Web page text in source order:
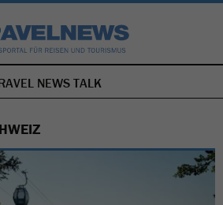
NAVIGATION
ÜBERSPRINGEN
NEWS TALK